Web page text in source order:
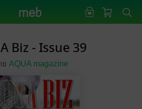
Biz - Issue 39
ย AQUA magazine